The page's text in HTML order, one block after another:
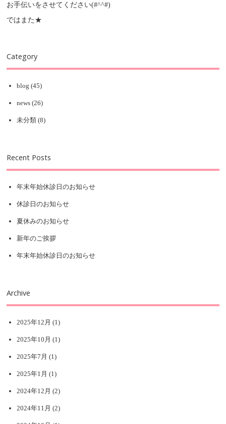
お手伝いをさせてください(#^^#)
ではまた★
Category
blog (45)
news (26)
未分類 (8)
Recent Posts
年末年始休診日のお知らせ
休診日のお知らせ
夏休みのお知らせ
新年のご挨拶
年末年始休診日のお知らせ
Archive
2025年12月 (1)
2025年10月 (1)
2025年7月 (1)
2025年1月 (1)
2024年12月 (2)
2024年11月 (2)